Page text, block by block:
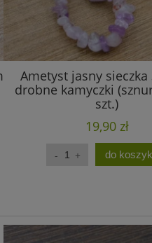
Ametyst jasny
drobne kamyczki
szt.)
19,90 zł
do